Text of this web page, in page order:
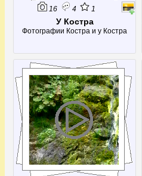
16 4 1
У Костра
Фотографии Костра и у Костра